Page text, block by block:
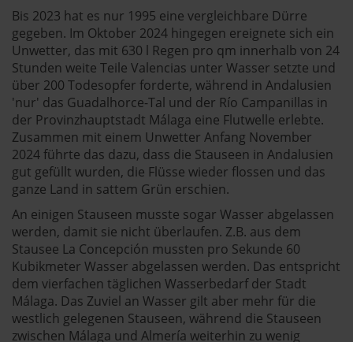
Bis 2023 hat es nur 1995 eine vergleichbare Dürre
gegeben. Im Oktober 2024 hingegen ereignete sich ein
Unwetter, das mit 630 l Regen pro qm innerhalb von 24
Stunden weite Teile Valencias unter Wasser setzte und
über 200 Todesopfer forderte, während in Andalusien
'nur' das Guadalhorce-Tal und der Río Campanillas in
der Provinzhauptstadt Málaga eine Flutwelle erlebte.
Zusammen mit einem Unwetter Anfang November
2024 führte das dazu, dass die Stauseen in Andalusien
gut gefüllt wurden, die Flüsse wieder flossen und das
ganze Land in sattem Grün erschien.
An einigen Stauseen musste sogar Wasser abgelassen
werden, damit sie nicht überlaufen. Z.B. aus dem
Stausee La Concepción mussten pro Sekunde 60
Kubikmeter Wasser abgelassen werden. Das entspricht
dem vierfachen täglichen Wasserbedarf der Stadt
Málaga. Das Zuviel an Wasser gilt aber mehr für die
westlich gelegenen Stauseen, während die Stauseen
zwischen Málaga und Almería weiterhin zu wenig